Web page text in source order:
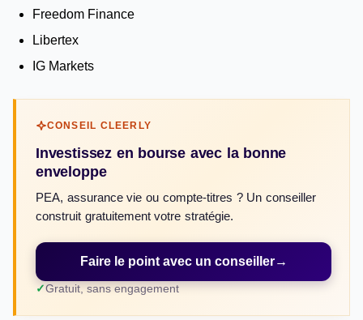
Freedom Finance
Libertex
IG Markets
CONSEIL CLEERLY
Investissez en bourse avec la bonne
enveloppe
PEA, assurance vie ou compte-titres ? Un conseiller
construit gratuitement votre stratégie.
Faire le point avec un conseiller→
Gratuit, sans engagement